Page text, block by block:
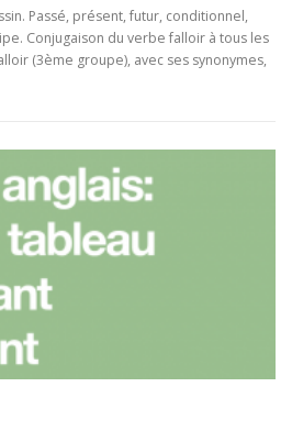
Passé, présent, futur, conditionnel,
Conjugaison du verbe falloir à tous les
(3ème groupe), avec ses synonymes,